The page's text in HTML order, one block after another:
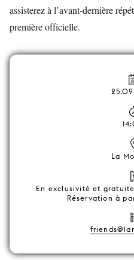
assisterez à l’avant-dernière
première officielle.
La
En exclusivité et
Réservation à